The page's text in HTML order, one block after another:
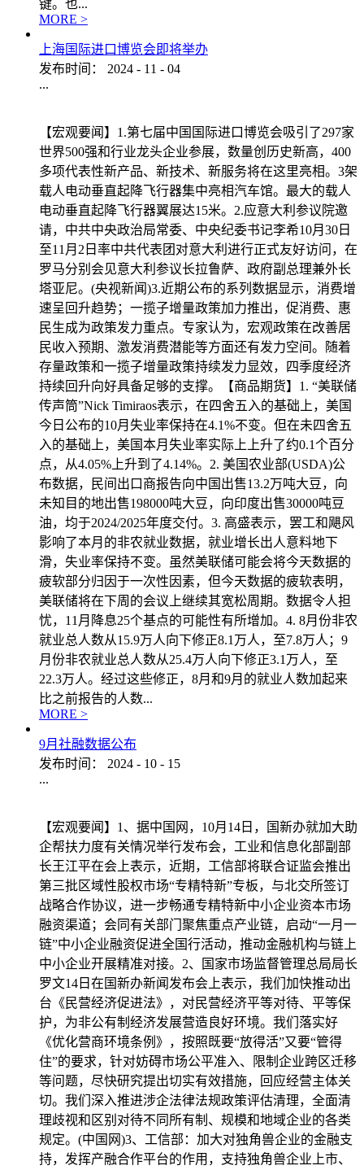
键。也...
MORE >
上海国际进口博览会即将举办
发布时间：
2024 - 11 - 04
...
【宏观要闻】1.第七届中国国际进口博览会吸引了297家
世界500强和行业龙头企业参展，数量创历史新高，400
多项代表性新产品、新技术、新服务将在这里亮相。3架
载人电动垂直起降飞行器集中亮相汽车馆。最大的载人
电动垂直起降飞行器翼展达15米。2.应意大利参议院邀
请，中共中央政治局常委、中央纪委书记李希10月30日
至11月2日率中共代表团对意大利进行正式友好访问，在
罗马分别会见意大利参议长拉鲁萨、政府副总理兼外长
塔亚尼。(央视新闻)3.近期公布的系列数据显示，消费增
速呈回升趋势；一揽子增量政策加力推出，促消费、惠
民生成为政策发力重点。专家认为，宏观政策在改善居
民收入预期、激发消费潜能等方面还有发力空间。随着
存量政策和一揽子增量政策持续发力显效，四季度经济
持续回升向好具备足够的支撑。【商品期货】1. “美联储
传声筒”Nick Timiraos表示，在四舍五入的基础上，美国
今日公布的10月失业率保持在4.1%不变。但在未四舍五
入的基础上，美国本月失业率实际上上升了约0.1个百分
点，从4.05%上升到了4.14%。2. 美国农业部(USDA)公
布数据，民间出口商报告向中国出售13.2万吨大豆，向
未知目的地出售198000吨大豆，向印度出售30000吨豆
油，均于2024/2025年度交付。3. 高盛表示，罢工和飓风
影响了本月的非农就业数据，就业增长出人意料地下
滑，失业率保持不变。虽然美联储可能会将今天数据的
疲软部分归因于一次性因素，但今天数据的疲软表明，
美联储将在下周的会议上继续其宽松周期。数据令人担
忧，11月降息25个基点的可能性有所增加。4. 8月份非农
就业总人数从15.9万人向下修正8.1万人，至7.8万人；9
月份非农就业总人数从25.4万人向下修正3.1万人，至
22.3万人。经过这些修正，8月和9月的就业人数加起来
比之前报告的人数...
MORE >
9月社融数据公布
发布时间：
2024 - 10 - 15
...
【宏观要闻】1、据中国网，10月14日，国新办就加大助
企帮扶力度有关情况举行发布会，工业和信息化部副部
长王江平在会上表示，近期，工信部将联合证监会推出
第三批区域性股权市场“专精特新”专板，与北交所签订
战略合作协议，进一步畅通专精特新中小企业资本市场
融资渠道；会同有关部门聚焦重点产业链，启动“一月一
链”中小企业融资促进全国行活动，推动金融机构与链上
中小企业开展精准对接。2、国家市场监督管理总局局长
罗文14日在国新办新闻发布会上表示，我们加快推动出
台《民营经济促进法》，对民营经济平等对待、平等保
护，为非公有制经济发展营造良好环境。我们落实好
《优化营商环境条例》，按照既要“放得活”又要“管得
住”的要求，针对妨碍市场公平准入、限制企业跨区迁移
等问题，尽快研究提出切实有效措施，回应经营主体关
切。我们深入推进涉企法律法规政策评估清理，全面清
理歧视和区别对待不同所有制、规模和地域企业的各类
规定。(中国网)3、工信部：加大对独角兽企业的金融支
持，发挥产融合作平台的作用，支持独角兽企业上市、